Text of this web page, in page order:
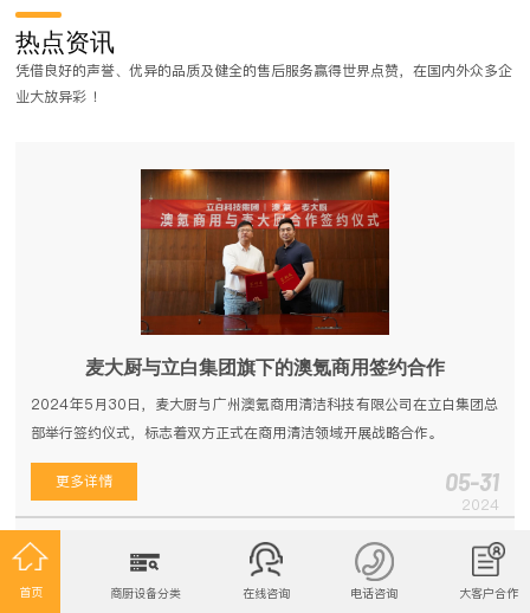
商用厨房工程是一项非常严谨的工作，在做厨房工程对菜式品类、装修风
格要求比较高，需要不同程度的定制工作和流程。那么，商用厨房工程设
计都有哪些流程？
热点资讯
凭借良好的声誉、优异的品质及健全的售后服务赢得世界点赞，在国内外众多企
业大放异彩 ！
麦大厨与立白集团旗下的澳氪商用签约合作
2024年5月30日，麦大厨与广州澳氪商用清洁科技有限公司在立白集团总
部举行签约仪式，标志着双方正式在商用清洁领域开展战略合作。
更多详情 05-31
2024
麦大厨与立白集团旗下的澳氪商用签约合作
2024-05-31
麦大厨受邀参加澳门餐饮业智能升级方案展示会，备受特区领导关注
2024-05-04
首页 商厨设备分类 在线咨询 电话咨询 大客户合作